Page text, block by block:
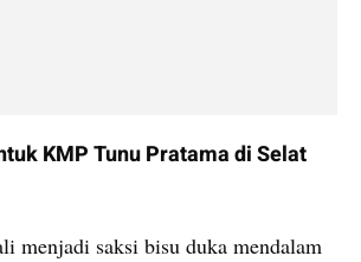
KMP Tunu Pratama di Selat
menjadi saksi bisu duka mendalam